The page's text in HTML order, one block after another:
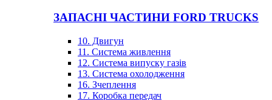
ЗАПАСНІ ЧАСТИНИ FORD TRUCKS
10. Двигун
11. Система живлення
12. Система випуску газів
13. Система охолодження
16. Зчеплення
17. Коробка передач